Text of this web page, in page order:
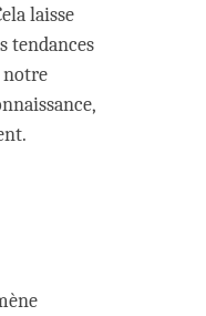
laisse
tendances
notre